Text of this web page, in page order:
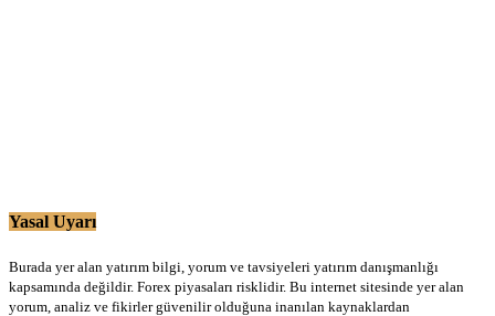
Yasal Uyarı
Burada yer alan yatırım bilgi, yorum ve tavsiyeleri yatırım danışmanlığı
kapsamında değildir. Forex piyasaları risklidir. Bu internet sitesinde yer alan
yorum, analiz ve fikirler güvenilir olduğuna inanılan kaynaklardan